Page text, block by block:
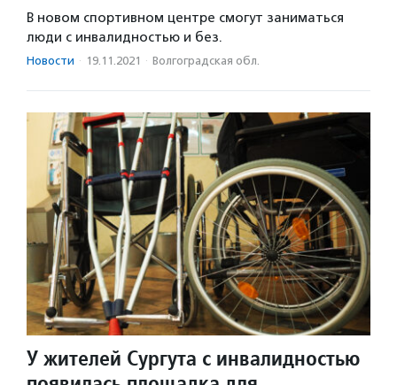
В новом спортивном центре смогут заниматься
люди с инвалидностью и без.
Новости · 19.11.2021 · Волгоградская обл.
У жителей Сургута с инвалидностью